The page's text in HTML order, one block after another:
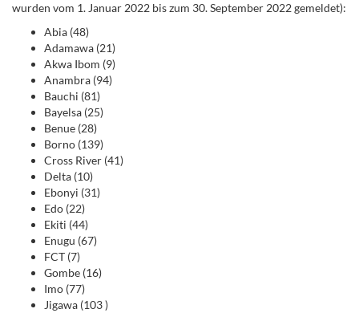
wurden vom 1. Januar 2022 bis zum 30. September 2022 gemeldet):
Abia (48)
Adamawa (21)
Akwa Ibom (9)
Anambra (94)
Bauchi (81)
Bayelsa (25)
Benue (28)
Borno (139)
Cross River (41)
Delta (10)
Ebonyi (31)
Edo (22)
Ekiti (44)
Enugu (67)
FCT (7)
Gombe (16)
Imo (77)
Jigawa (103 )